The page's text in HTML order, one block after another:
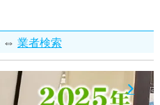
⇔ 業者検索